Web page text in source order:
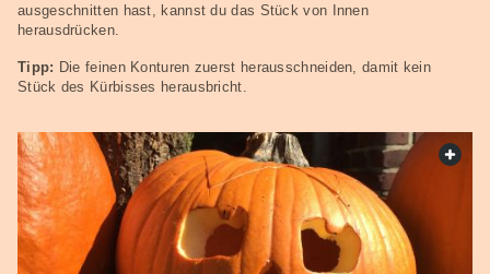
ausgeschnitten hast, kannst du das Stück von Innen
herausdrücken.
Tipp: Die feinen Konturen zuerst herausschneiden, damit kein
Stück des Kürbisses herausbricht.